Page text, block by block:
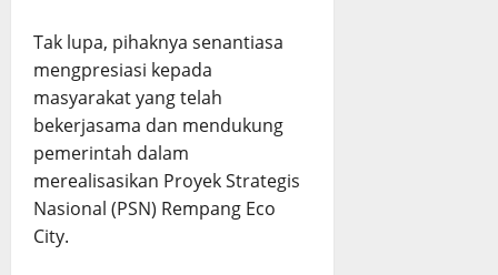
Tak lupa, pihaknya senantiasa
mengpresiasi kepada
masyarakat yang telah
bekerjasama dan mendukung
pemerintah dalam
merealisasikan Proyek Strategis
Nasional (PSN) Rempang Eco
City.